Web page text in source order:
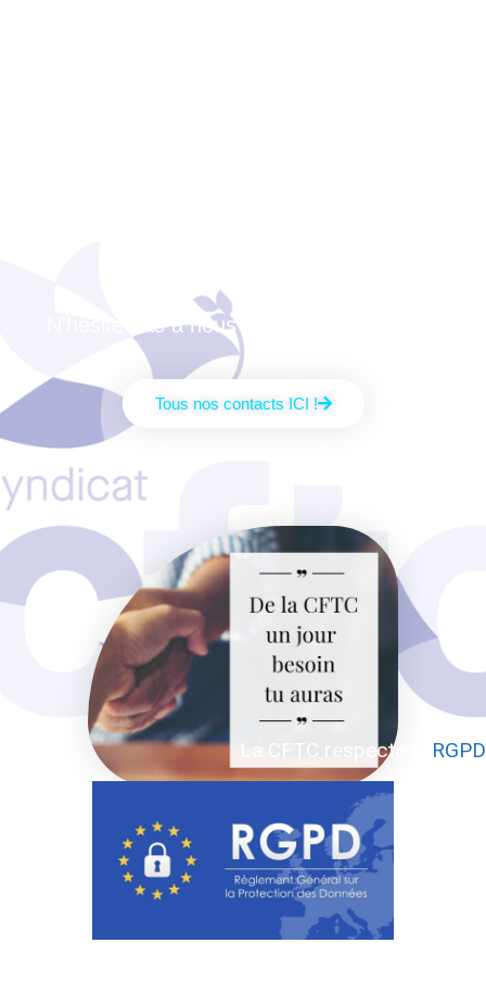
N'hésite pas à nous joindre directement !
Tous nos contacts ICI !
La CFTC respecte la RGPD